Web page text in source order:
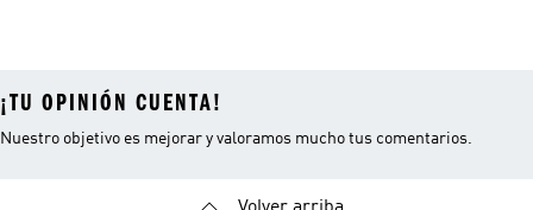
¡TU OPINIÓN CUENTA!
Nuestro objetivo es mejorar y valoramos mucho tus comentarios.